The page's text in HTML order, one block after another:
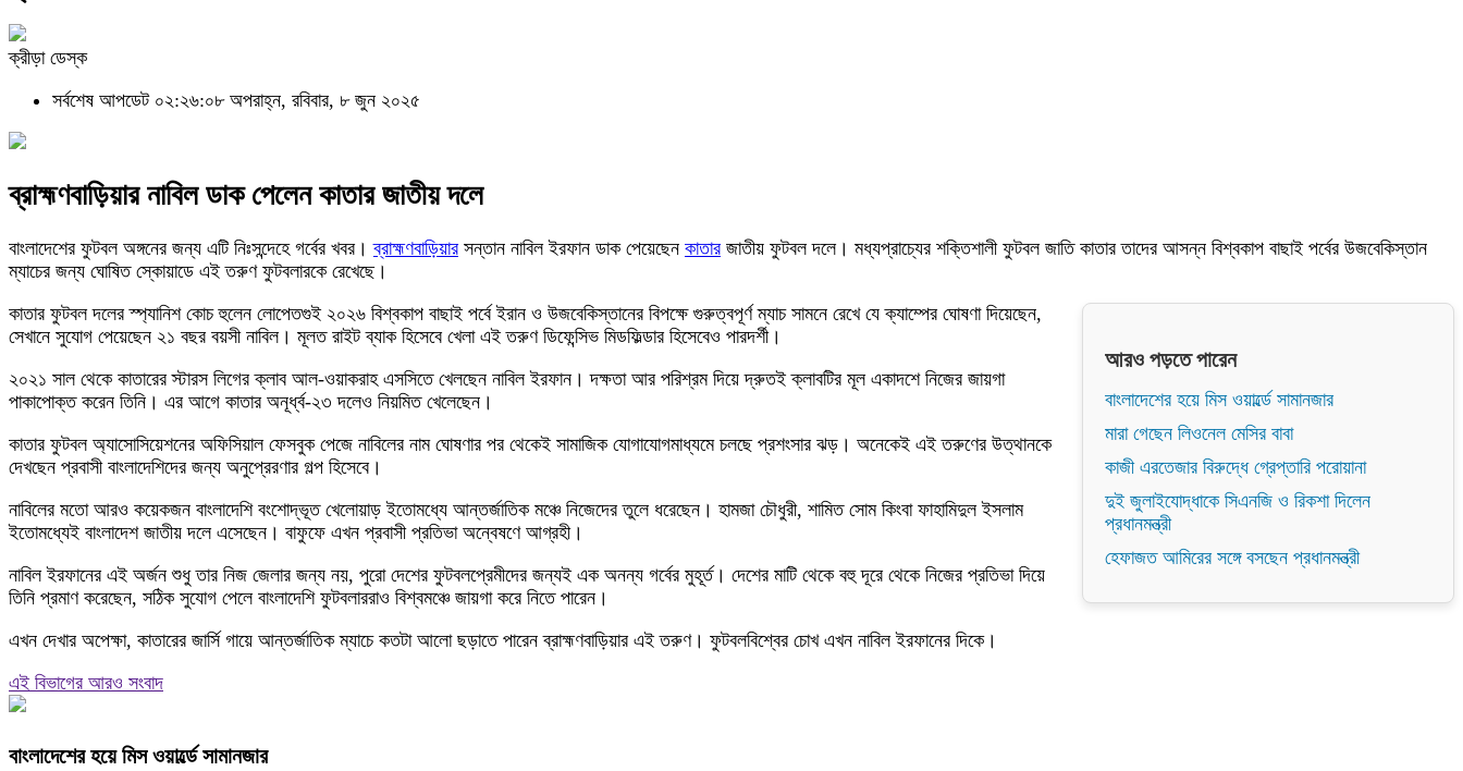
ক্রীড়া ডেস্ক
সর্বশেষ আপডেট ০২:২৬:০৮ অপরাহ্ন, রবিবার, ৮ জুন ২০২৫
ব্রাহ্মণবাড়িয়ার নাবিল ডাক পেলেন কাতার জাতীয় দলে
বাংলাদেশের ফুটবল অঙ্গনের জন্য এটি নিঃসন্দেহে গর্বের খবর।ব্রাহ্মণবাড়িয়ারসন্তান নাবিল ইরফান ডাক পেয়েছেন কাতারজাতীয় ফুটবল দলে। মধ্যপ্রাচ্যের শক্তিশালী ফুটবল জাতি কাতার তাদের আসন্ন বিশ্বকাপ বাছাই পর্বের উজবেকিস্তান
ম্যাচের জন্য ঘোষিত স্কোয়াডে এই তরুণ ফুটবলারকে রেখেছে।
আরও পড়তে পারেন
বাংলাদেশের হয়ে মিস ওয়ার্ল্ডে সামানজার
মারা গেছেন লিওনেল মেসির বাবা
কাজী এরতেজার বিরুদ্ধে গ্রেপ্তারি পরোয়ানা
দুই জুলাইযোদ্ধাকে সিএনজি ও রিকশা দিলেন
প্রধানমন্ত্রী
হেফাজত আমিরের সঙ্গে বসছেন প্রধানমন্ত্রী
কাতার ফুটবল দলের স্প্যানিশ কোচ হুলেন লোপেতগুই ২০২৬ বিশ্বকাপ বাছাই পর্বে ইরান ও উজবেকিস্তানের বিপক্ষে গুরুত্বপূর্ণ ম্যাচ সামনে রেখে যে ক্যাম্পের ঘোষণা দিয়েছেন,
সেখানে সুযোগ পেয়েছেন ২১ বছর বয়সী নাবিল। মূলত রাইট ব্যাক হিসেবে খেলা এই তরুণ ডিফেন্সিভ মিডফিল্ডার হিসেবেও পারদর্শী।
২০২১ সাল থেকে কাতারের স্টারস লিগের ক্লাব আল-ওয়াকরাহ এসসিতে খেলছেন নাবিল ইরফান। দক্ষতা আর পরিশ্রম দিয়ে দ্রুতই ক্লাবটির মূল একাদশে নিজের জায়গা
পাকাপোক্ত করেন তিনি। এর আগে কাতার অনূর্ধ্ব-২৩ দলেও নিয়মিত খেলেছেন।
কাতার ফুটবল অ্যাসোসিয়েশনের অফিসিয়াল ফেসবুক পেজে নাবিলের নাম ঘোষণার পর থেকেই সামাজিক যোগাযোগমাধ্যমে চলছে প্রশংসার ঝড়। অনেকেই এই তরুণের উত্থানকে
দেখছেন প্রবাসী বাংলাদেশিদের জন্য অনুপ্রেরণার গল্প হিসেবে।
নাবিলের মতো আরও কয়েকজন বাংলাদেশি বংশোদ্ভূত খেলোয়াড় ইতোমধ্যে আন্তর্জাতিক মঞ্চে নিজেদের তুলে ধরেছেন। হামজা চৌধুরী, শামিত সোম কিংবা ফাহামিদুল ইসলাম
ইতোমধ্যেই বাংলাদেশ জাতীয় দলে এসেছেন। বাফুফে এখন প্রবাসী প্রতিভা অন্বেষণে আগ্রহী।
নাবিল ইরফানের এই অর্জন শুধু তার নিজ জেলার জন্য নয়, পুরো দেশের ফুটবলপ্রেমীদের জন্যই এক অনন্য গর্বের মুহূর্ত। দেশের মাটি থেকে বহু দূরে থেকে নিজের প্রতিভা দিয়ে
তিনি প্রমাণ করেছেন, সঠিক সুযোগ পেলে বাংলাদেশি ফুটবলাররাও বিশ্বমঞ্চে জায়গা করে নিতে পারেন।
এখন দেখার অপেক্ষা, কাতারের জার্সি গায়ে আন্তর্জাতিক ম্যাচে কতটা আলো ছড়াতে পারেন ব্রাহ্মণবাড়িয়ার এই তরুণ। ফুটবলবিশ্বের চোখ এখন নাবিল ইরফানের দিকে।
এই বিভাগের আরও সংবাদ
বাংলাদেশের হয়ে মিস ওয়ার্ল্ডে সামানজার